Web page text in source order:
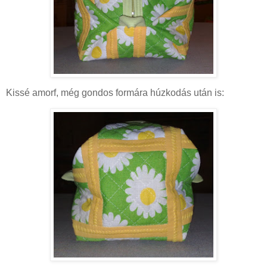
Kissé amorf, még gondos formára húzkodás után is: